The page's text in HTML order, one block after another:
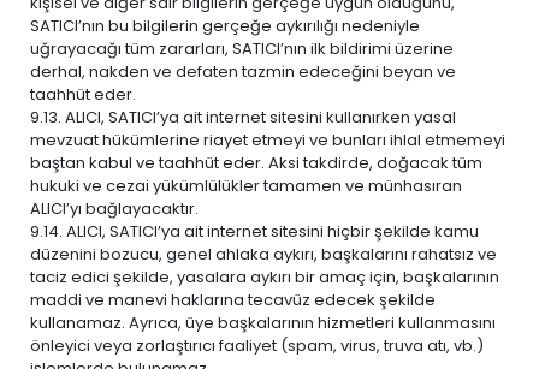
SATICI’nın bu bilgilerin gerçeğe aykırılığı nedeniyle
uğrayacağı tüm zararları, SATICI’nın ilk bildirimi üzerine
derhal, nakden ve defaten tazmin edeceğini beyan ve
taahhüt eder.
9.13. ALICI, SATICI’ya ait internet sitesini kullanırken yasal
mevzuat hükümlerine riayet etmeyi ve bunları ihlal etmemeyi
baştan kabul ve taahhüt eder. Aksi takdirde, doğacak tüm
hukuki ve cezai yükümlülükler tamamen ve münhasıran
ALICI’yı bağlayacaktır.
9.14. ALICI, SATICI’ya ait internet sitesini hiçbir şekilde kamu
düzenini bozucu, genel ahlaka aykırı, başkalarını rahatsız ve
taciz edici şekilde, yasalara aykırı bir amaç için, başkalarının
maddi ve manevi haklarına tecavüz edecek şekilde
kullanamaz. Ayrıca, üye başkalarının hizmetleri kullanmasını
önleyici veya zorlaştırıcı faaliyet (spam, virus, truva atı, vb.)